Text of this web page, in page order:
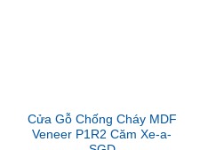
Cửa Gỗ Chống Cháy MDF
Veneer P1R2 Căm Xe-a-